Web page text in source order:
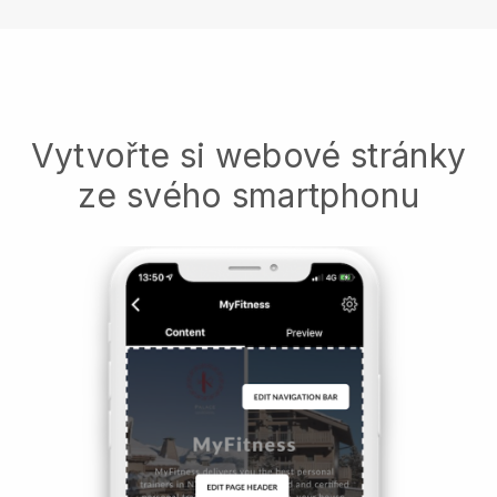
Vytvořte si webové stránky
ze svého smartphonu